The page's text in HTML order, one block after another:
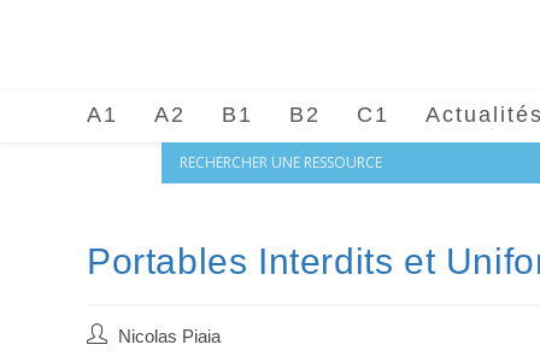
A1 A2 B1 B2 C1 Actualités
Portables Interdits et
Auteur/autrice
Nicolas Piaia